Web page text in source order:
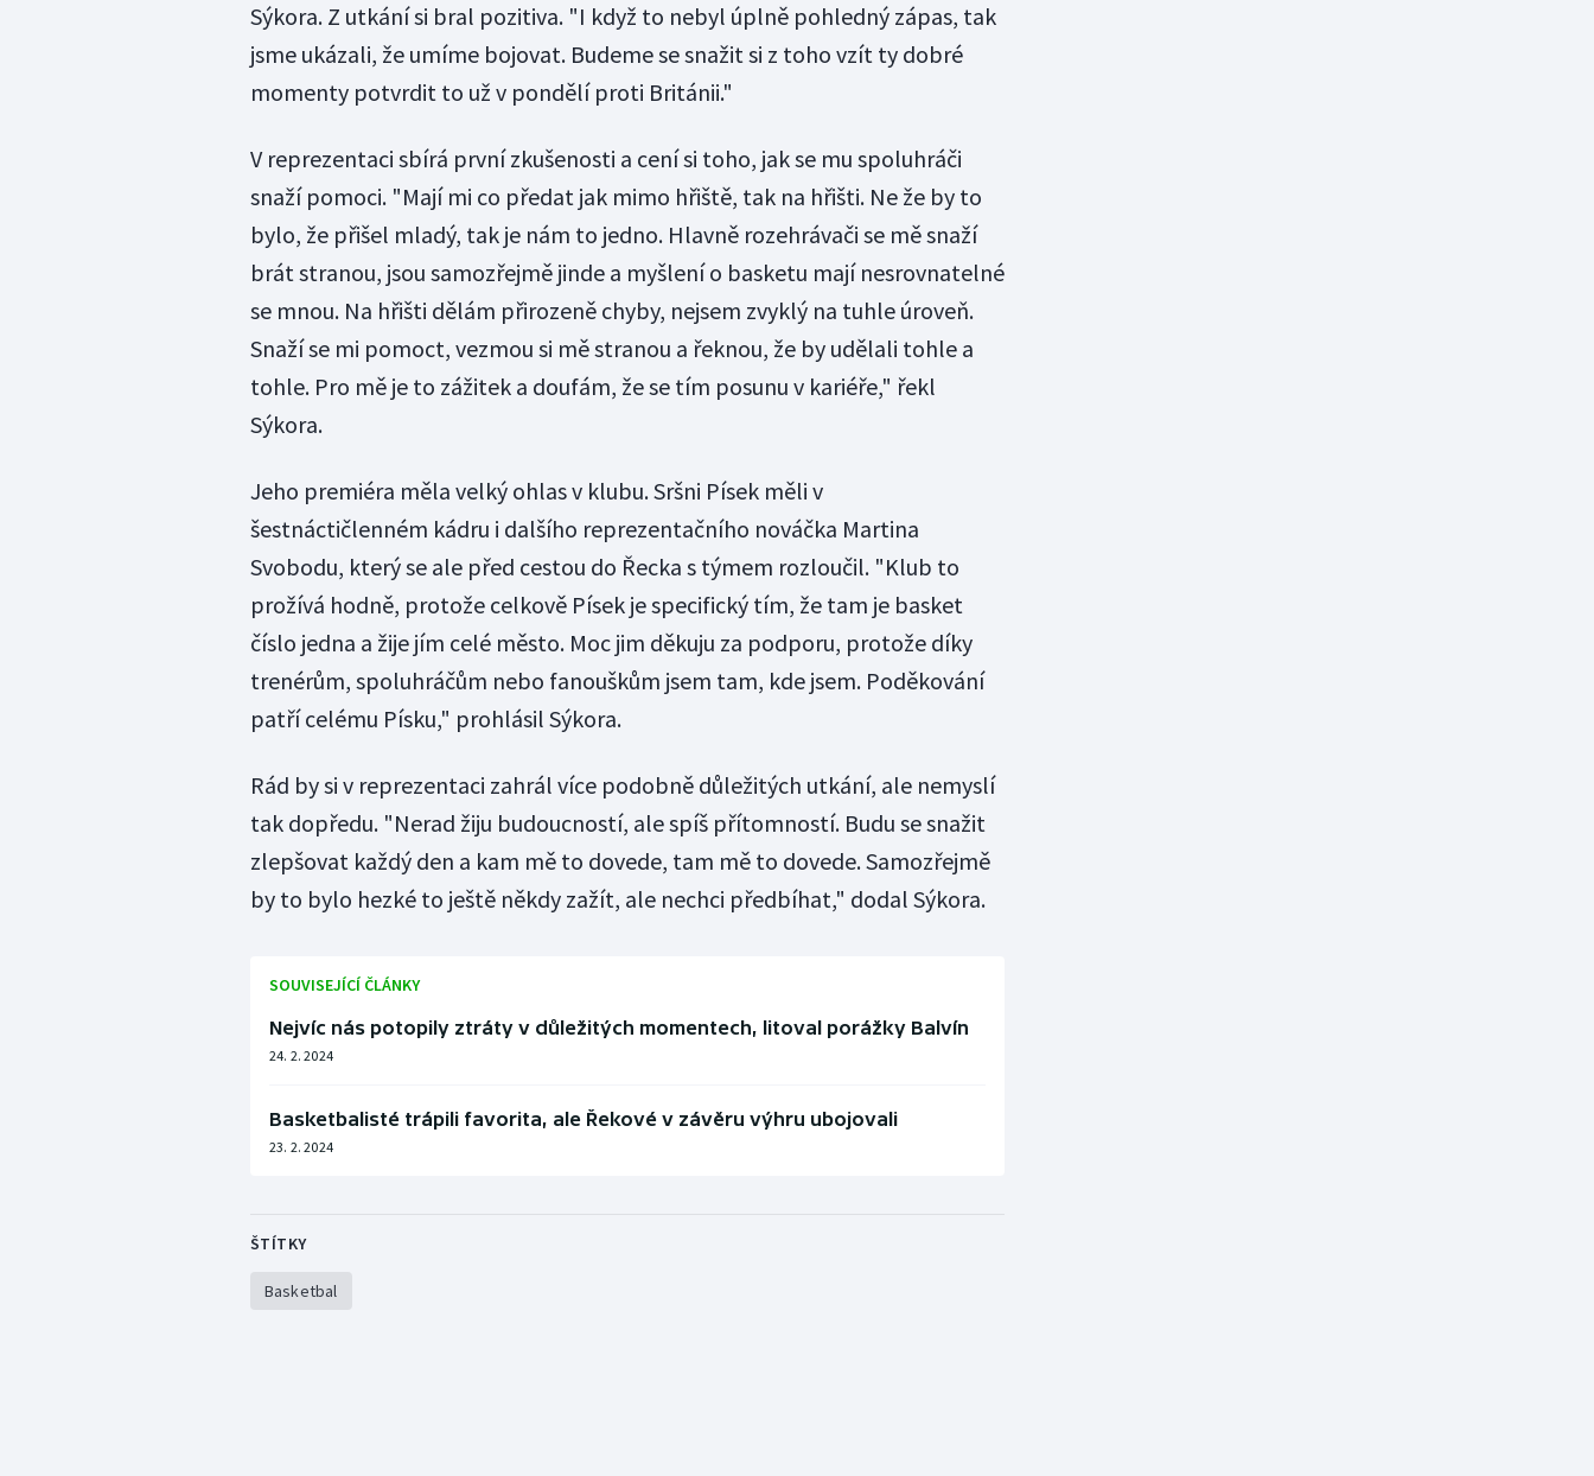
Sýkora. Z utkání si bral pozitiva. "I když to nebyl úplně pohledný zápas, tak
jsme ukázali, že umíme bojovat. Budeme se snažit si z toho vzít ty dobré
momenty potvrdit to už v pondělí proti Británii."
V reprezentaci sbírá první zkušenosti a cení si toho, jak se mu spoluhráči
snaží pomoci. "Mají mi co předat jak mimo hřiště, tak na hřišti. Ne že by to
bylo, že přišel mladý, tak je nám to jedno. Hlavně rozehrávači se mě snaží
brát stranou, jsou samozřejmě jinde a myšlení o basketu mají nesrovnatelné
se mnou. Na hřišti dělám přirozeně chyby, nejsem zvyklý na tuhle úroveň.
Snaží se mi pomoct, vezmou si mě stranou a řeknou, že by udělali tohle a
tohle. Pro mě je to zážitek a doufám, že se tím posunu v kariéře," řekl
Sýkora.
Jeho premiéra měla velký ohlas v klubu. Sršni Písek měli v
šestnáctičlenném kádru i dalšího reprezentačního nováčka Martina
Svobodu, který se ale před cestou do Řecka s týmem rozloučil. "Klub to
prožívá hodně, protože celkově Písek je specifický tím, že tam je basket
číslo jedna a žije jím celé město. Moc jim děkuju za podporu, protože díky
trenérům, spoluhráčům nebo fanouškům jsem tam, kde jsem. Poděkování
patří celému Písku," prohlásil Sýkora.
Rád by si v reprezentaci zahrál více podobně důležitých utkání, ale nemyslí
tak dopředu. "Nerad žiju budoucností, ale spíš přítomností. Budu se snažit
zlepšovat každý den a kam mě to dovede, tam mě to dovede. Samozřejmě
by to bylo hezké to ještě někdy zažít, ale nechci předbíhat," dodal Sýkora.
SOUVISEJÍCÍ ČLÁNKY
Nejvíc nás potopily ztráty v důležitých momentech, litoval porážky Balvín
24. 2. 2024
Basketbalisté trápili favorita, ale Řekové v závěru výhru ubojovali
23. 2. 2024
ŠTÍTKY
Basketbal